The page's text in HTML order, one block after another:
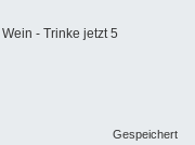
- Trinke jetzt 5
Gespeichert